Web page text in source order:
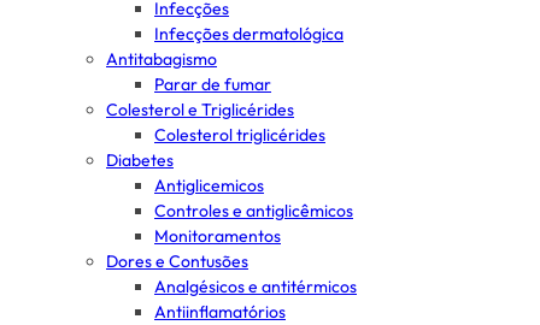
Infecções
Infecções dermatológica
Antitabagismo
Parar de fumar
Colesterol e Triglicérides
Colesterol triglicérides
Diabetes
Antiglicemicos
Controles e antiglicêmicos
Monitoramentos
Dores e Contusões
Analgésicos e antitérmicos
Antiinflamatórios